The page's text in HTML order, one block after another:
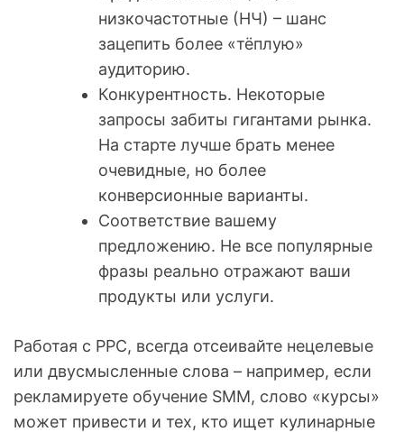
низкочастотные (НЧ) – шанс
зацепить более «тёплую»
аудиторию.
Конкурентность. Некоторые
запросы забиты гигантами рынка.
На старте лучше брать менее
очевидные, но более
конверсионные варианты.
Соответствие вашему
предложению. Не все популярные
фразы реально отражают ваши
продукты или услуги.
Работая с PPC, всегда отсеивайте нецелевые
или двусмысленные слова – например, если
рекламируете обучение SMM, слово «курсы»
может привести и тех, кто ищет кулинарные